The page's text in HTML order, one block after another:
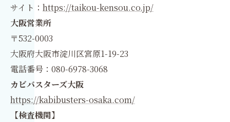
サイト： https://taikou-kensou.co.jp/
大阪営業所
〒532-0003
大阪府大阪市淀川区宮原1-19-23
電話番号：080-6978-3068
カビバスターズ大阪
https://kabibusters-osaka.com/
【検査機関】